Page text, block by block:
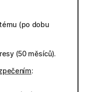
(po dobu
(50 měsíců).
: